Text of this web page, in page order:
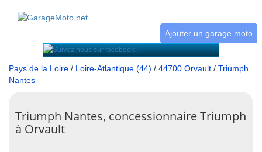
Ajouter un garage moto
Pays de la Loire / Loire-Atlantique (44) / 44700 Orvault / Triumph
Nantes
Triumph Nantes, concessionnaire Triumph
à Orvault